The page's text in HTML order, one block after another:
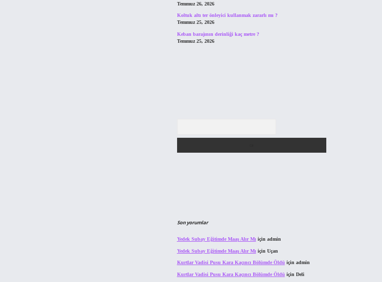
Temmuz 26, 2026
Koltuk altı ter önleyici kullanmak zararlı mı ?
Temmuz 25, 2026
Keban barajının derinliği kaç metre ?
Temmuz 25, 2026
Son yorumlar
Yedek Subay Eğitimde Maaş Alır Mı için admin
Yedek Subay Eğitimde Maaş Alır Mı için Uçan
Kurtlar Vadisi Pusu Kara Kaçıncı Bölümde Öldü için admin
Kurtlar Vadisi Pusu Kara Kaçıncı Bölümde Öldü için Deli